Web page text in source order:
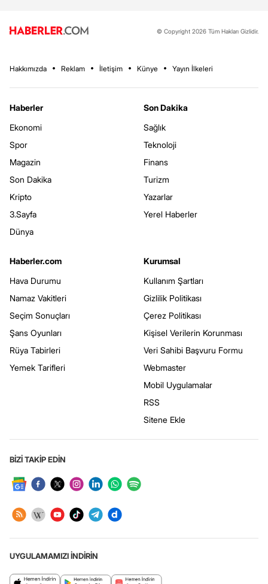
© Copyright 2026 Tüm Hakları Gizlidir.
Hakkımızda Reklam İletişim Künye Yayın İlkeleri
Haberler
Ekonomi
Spor
Magazin
Son Dakika
Kripto
3.Sayfa
Dünya
Son Dakika
Sağlık
Teknoloji
Finans
Turizm
Yazarlar
Yerel Haberler
Haberler.com
Hava Durumu
Namaz Vakitleri
Seçim Sonuçları
Şans Oyunları
Rüya Tabirleri
Yemek Tarifleri
Kurumsal
Kullanım Şartları
Gizlilik Politikası
Çerez Politikası
Kişisel Verilerin Korunması
Veri Sahibi Başvuru Formu
Webmaster
Mobil Uygulamalar
RSS
Sitene Ekle
BİZİ TAKİP EDİN
UYGULAMAMIZI İNDİRİN